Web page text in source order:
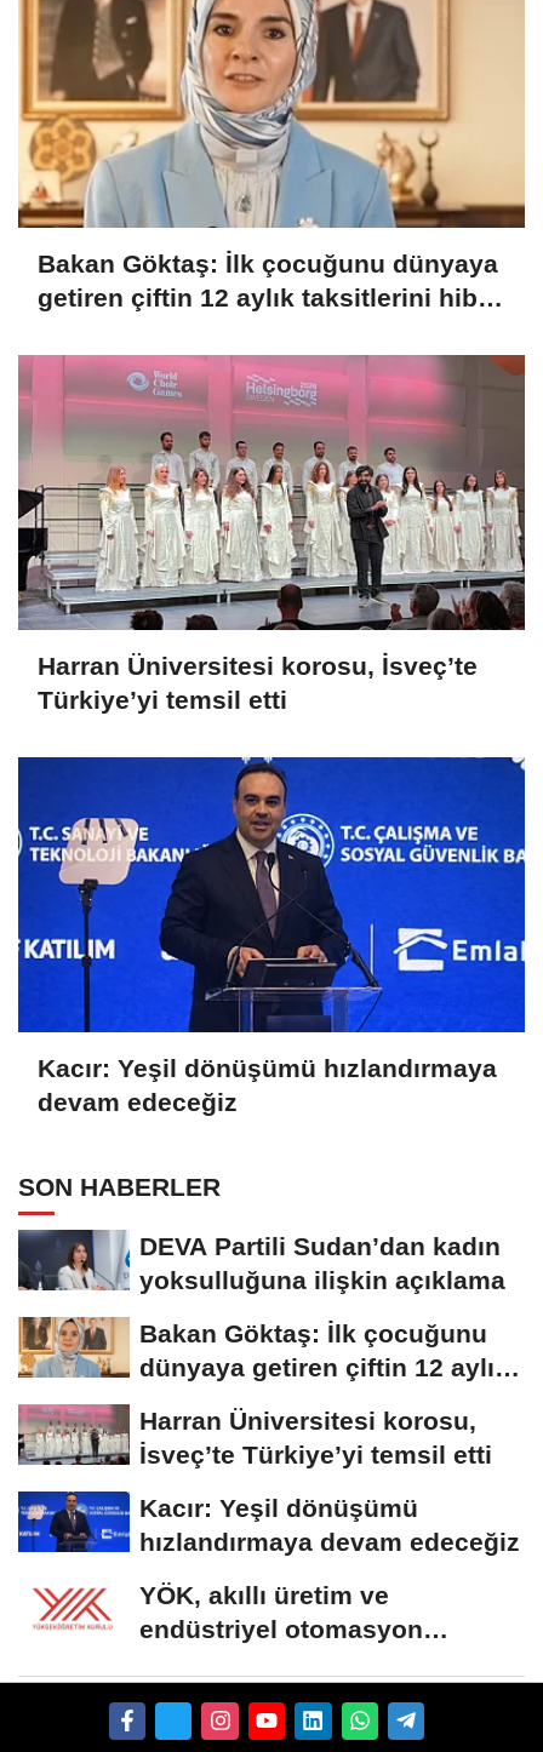
Bakan Göktaş: İlk çocuğunu dünyaya
getiren çiftin 12 aylık taksitlerini hibe
Harran Üniversitesi korosu, İsveç’te
Türkiye’yi temsil etti
Kacır: Yeşil dönüşümü hızlandırmaya
devam edeceğiz
SON HABERLER
DEVA Partili Sudan’dan kadın
yoksulluğuna ilişkin açıklama
Bakan Göktaş: İlk çocuğunu
dünyaya getiren çiftin 12 aylık
taksitlerini...
Harran Üniversitesi korosu,
İsveç’te Türkiye’yi temsil etti
Kacır: Yeşil dönüşümü
hızlandırmaya devam edeceğiz
YÖK, akıllı üretim ve
endüstriyel otomasyon